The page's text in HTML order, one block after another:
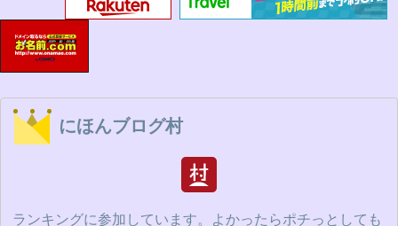
にほんブログ村
ランキングに参加しています。よかったらポチっとしても